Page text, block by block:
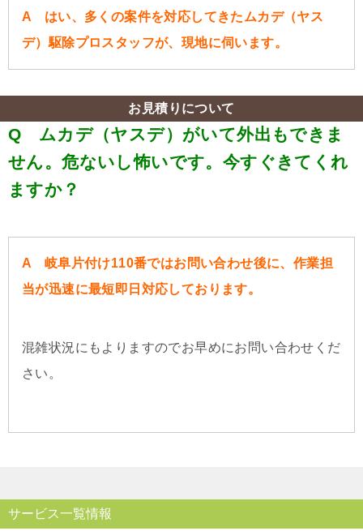
A はい、多くの案件を対応してきたムカデ（ヤス
デ）駆除プロスタッフが、現地に伺います。
お見積りについて
Q ムカデ（ヤスデ）がいて外出もできま
せん。危ないし怖いです。今すぐきてくれ
ますか？
A 岐阜片付け110番ではお問い合わせ後に、作業担
当が迅速に最短即日対応しております。
混雑状況にもよりますのでお早めにお問い合わせくだ
さい。
サービス一覧情報